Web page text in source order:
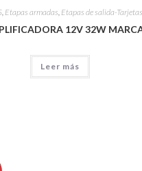
, Etapas armadas Etapas de salida-
12V 32W
Leer más